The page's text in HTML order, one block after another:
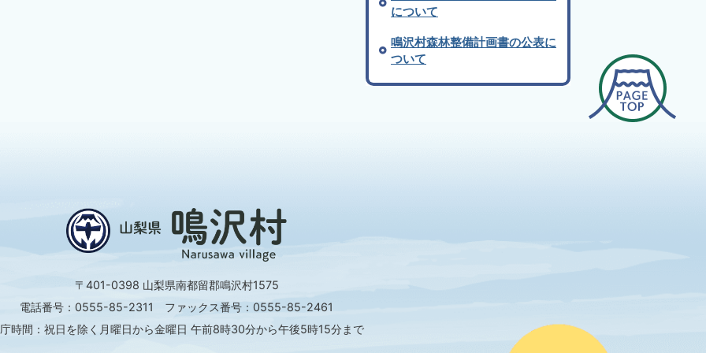
について
鳴沢村森林整備計画書の公表に
ついて
〒401-0398 山梨県南都留郡鳴沢村1575
電話番号：0555-85-2311 ファックス番号：0555-85-2461
時間：祝日を除く月曜日から金曜日 午前8時30分から午後5時15分まで